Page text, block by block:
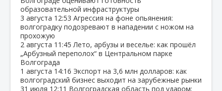
образовательной инфраструктуры
3 августа 12:53 Агрессия на фоне опьянения:
волгоградку подозревают в нападении с ножом на
прохожую
2 августа 11:45 Лето, арбузы и веселье: как прошёл
„Арбузный переполох“ в Центральном парке
Волгограда
1 августа 14:16 Экспорт на 3,6 млн долларов: как
волгоградский бизнес выходит на зарубежные рынки
31 июля 12:11 Волгоградская область под ударом: